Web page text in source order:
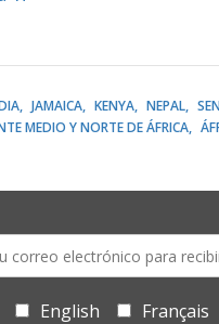
JAMAICA KENYA NEPAL
MEDIO Y NORTE DE ÁFRICA
English Français